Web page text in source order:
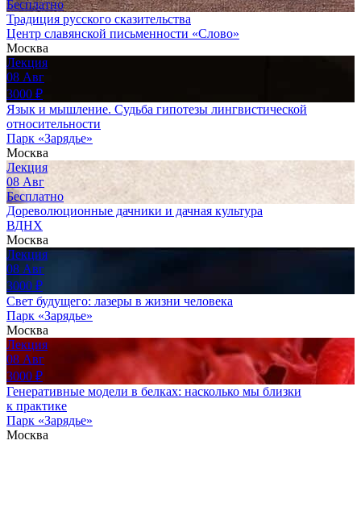
Бесплатно
Традиция русского сказительства
Центр славянской письменности «Слово»
Москва
Лекция
08 Авг
3000 ₽
Язык и мышление. Судьба гипотезы лингвистической
относительности
Парк «Зарядье»
Москва
Лекция
08 Авг
Бесплатно
Дореволюционные дачники и дачная культура
ВДНХ
Москва
Лекция
08 Авг
3000 ₽
Свет будущего: лазеры в жизни человека
Парк «Зарядье»
Москва
Лекция
08 Авг
3000 ₽
Генеративные модели в белках: насколько мы близки
к практике
Парк «Зарядье»
Москва